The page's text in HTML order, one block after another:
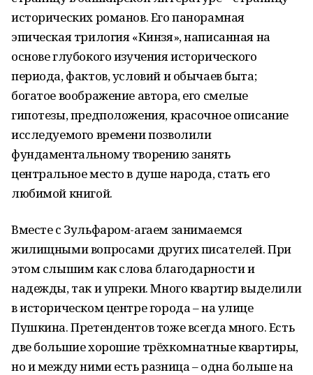
исторических романов. Его панорамная
эпическая трилогия «Кинзя», написанная на
основе глубокого изучения исторического
периода, фактов, условий и обычаев быта;
богатое воображение автора, его смелые
гипотезы, предположения, красочное описание
исследуемого времени позволили
фундаментальному творению занять
центральное место в душе народа, стать его
любимой книгой.
Вместе с Зульфаром-агаем занимаемся
жилищными вопросами других писателей. При
этом слышим как слова благодарности и
надежды, так и упреки. Много квартир выделили
в историческом центре города – на улице
Пушкина. Претендентов тоже всегда много. Есть
две большие хорошие трёхкомнатные квартиры,
но и между ними есть разница – одна больше на